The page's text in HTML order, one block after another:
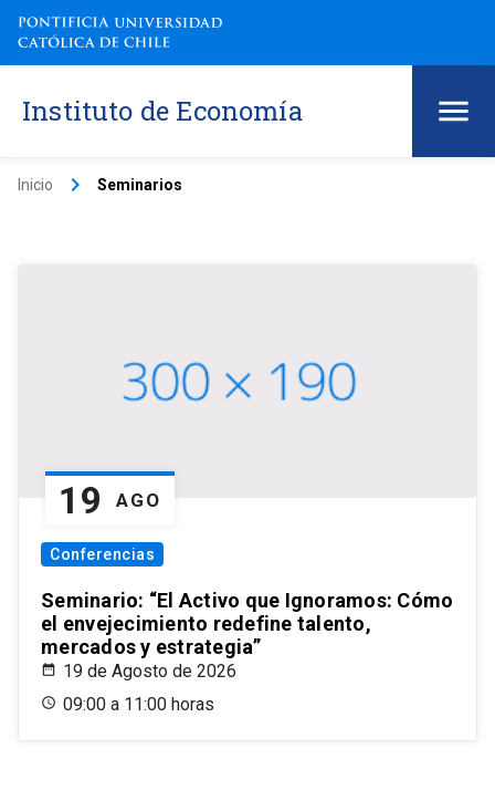
Instituto de Economía
Inicio keyboard_arrow_right Seminarios
19 AGO
Conferencias
Seminario: “El Activo que Ignoramos: Cómo
el envejecimiento redefine talento,
mercados y estrategia”
19 de Agosto de 2026
09:00 a 11:00 horas